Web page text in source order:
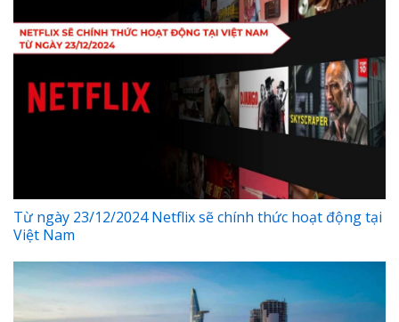
Từ ngày 23/12/2024 Netflix sẽ chính thức hoạt động tại
Việt Nam